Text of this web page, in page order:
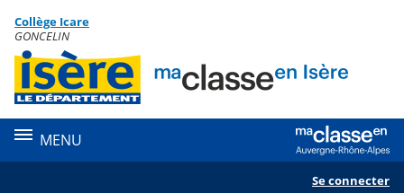
Menu de la rubrique
Contenu
Collège Icare
GONCELIN
MENU
Se connecter